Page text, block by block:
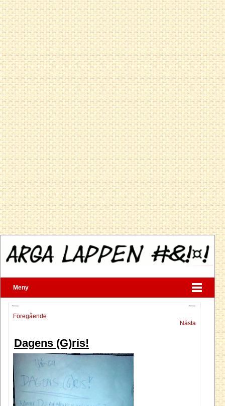
Meny
Föregående
Nästa
Dagens (G)ris!